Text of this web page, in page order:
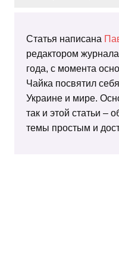
Статья написана
редактором
года, с момента
Чайка посвятил
Украине и мире.
так и этой статьи –
темы простым и